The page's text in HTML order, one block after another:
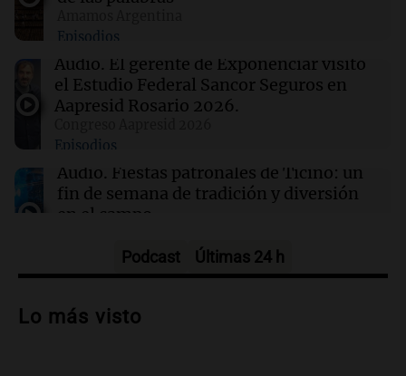
21:46 Boca Juniors
Ascacíbar se emocionó tras hacer un gol ante
Estudiantes: "Tuve muchas sensaciones"
Episodios
Audio. El gerente de Exponenciar visitó
el Estudio Federal Sancor Seguros en
Aapresid Rosario 2026.
Episodios
Audio. Fiestas patronales de Ticino: un
fin de semana de tradición y diversión
en el campo
Audio.Preparativos para la feria en La
de apertura
Podcast Últimas 24 h
Lo más visto